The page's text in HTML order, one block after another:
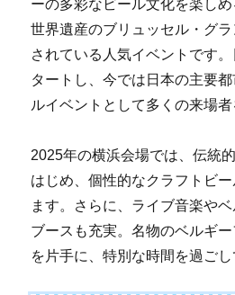
ーの多彩なビール文化を楽しめ
世界遺産のブリュッセル・グ
されている人気イベントです
タートし、今では日本の主要
ルイベントとして多くの来場者
2025年の横浜会場では、伝統
はじめ、個性的なクラフトビ
ます。さらに、ライブ音楽や
ブースも充実。名物のベルギ
を片手に、特別な時間を過ご